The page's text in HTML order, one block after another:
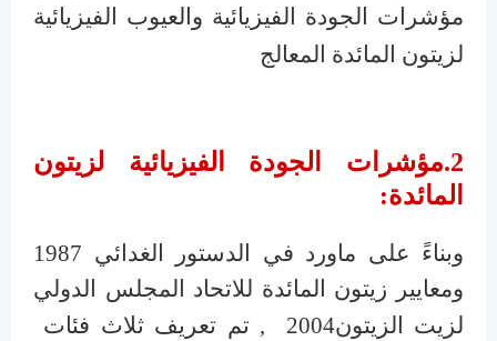
مؤشرات الجودة الفيزيائية والعيوب الفيزيائية
لزيتون المائدة المعالج
2.مؤشرات الجودة الفيزيائية لزيتون
المائدة:
وبناءً على ماورد في الدستور الغدائي 1987
ومعايير زيتون المائدة للاتحاد المجلس الدولي
لزيت الزيتون2004
, تم تعريف ثلاث فئات